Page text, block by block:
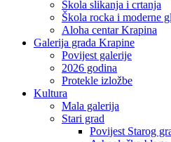
Škola slikanja i crtanja
Škola rocka i moderne
Aloha centar Krapina
Galerija grada Krapine
Povijest galerije
2026 godina
Protekle izložbe
Kultura
Mala galerija
Stari grad
Povijest Starog